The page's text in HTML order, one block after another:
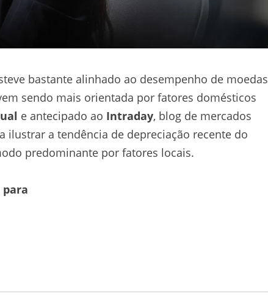
bastante alinhado ao desempenho de moedas
sendo mais orientada por fatores domésticos
e antecipado ao Intraday, blog de mercados
ilustrar a tendência de depreciação recente do
predominante por fatores locais.
para